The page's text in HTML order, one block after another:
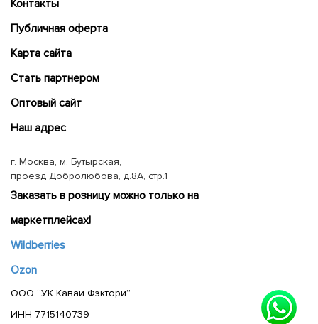
Контакты
Публичная оферта
Карта сайта
Cтать партнером
Оптовый сайт
Наш адрес
г. Москва, м. Бутырская,
проезд Добролюбова, д.8А, стр.1
Заказать в розницу можно только на
маркетплейсах!
Wildberries
Ozon
ООО “УК Каваи Фэктори”
ИНН 7715140739